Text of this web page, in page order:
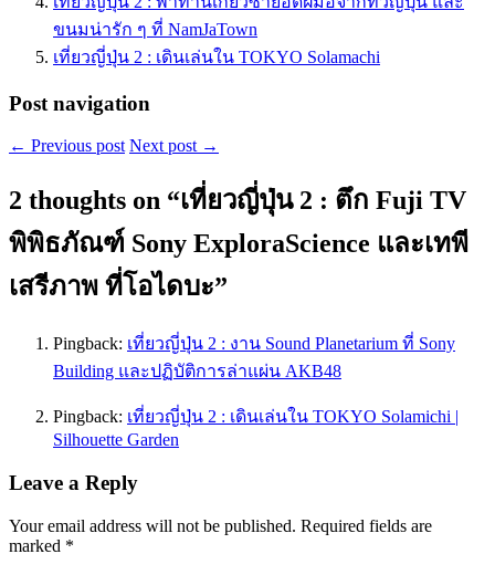
ขนมน่ารัก ๆ ที่ NamJaTown
เที่ยวญี่ปุ่น 2 : เดินเล่นใน TOKYO Solamachi
Post navigation
← Previous post Next post →
2 thoughts on “เที่ยวญี่ปุ่น 2 : ตึก Fuji TV
พิพิธภัณฑ์ Sony ExploraScience และเทพี
เสรีภาพ ที่โอไดบะ”
Pingback: เที่ยวญี่ปุ่น 2 : งาน Sound Planetarium ที่ Sony
Building และปฏิบัติการล่าแผ่น AKB48
Pingback: เที่ยวญี่ปุ่น 2 : เดินเล่นใน TOKYO Solamichi |
Silhouette Garden
Leave a Reply
Your email address will not be published. Required fields are
marked *